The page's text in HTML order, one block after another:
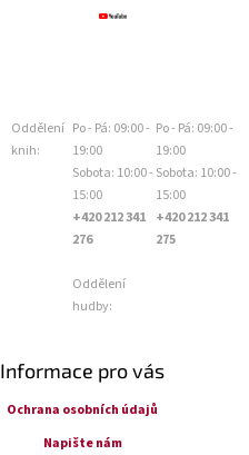
Oddělení
knih:
Po - Pá: 09:00 -
19:00
Sobota: 10:00 -
15:00
+420 212 341
276
Oddělení
hudby:
Po - Pá: 09:00 -
19:00
Sobota: 10:00 -
15:00
+420 212 341
275
Informace pro vás
Ochrana osobních údajů
Napište nám